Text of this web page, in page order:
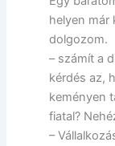
helyen már
dolgozom.
– számít a
kérdés az,
keményen
fiatal?
–